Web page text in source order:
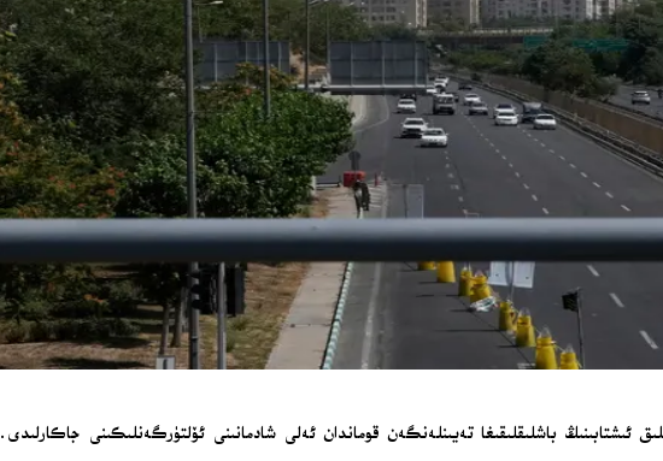
ئىشتابىنىڭ باشلىقلىقىغا تەيىنلەنگەن قوماندان ئەلى شادمانىنى ئۆلتۈرگەنلىكىنى جاكارلىدى.